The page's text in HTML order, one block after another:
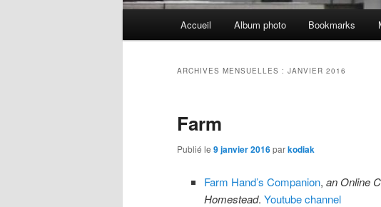
Accueil Album photo Bookmarks
ARCHIVES MENSUELLES : JANVIER 2016
Farm
Publié le 9 janvier 2016parkodiak
Farm Hand’s Companion, an Online
Homestead. Youtube channel